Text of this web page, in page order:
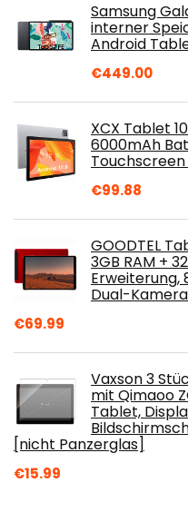
Samsung
interner
Android
€449.00
XCX Tablet
6000mAh
€99.88
GOODTEL
3GB RAM +
Erweiterung,
Dual-
€69.99
Vaxson 3
mit Qimaoo
Tablet,
[nicht Panzerglas]
€15.99